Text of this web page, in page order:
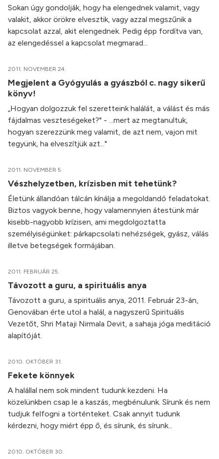
Sokan úgy gondolják, hogy ha elengednek valamit, vagy
valakit, akkor örökre elvesztik, vagy azzal megszűnik a
kapcsolat azzal, akit elengednek. Pedig épp fordítva van,
az elengedéssel a kapcsolat megmarad...
2011. NOVEMBER 24.
Megjelent a Gyógyulás a gyászból c. nagy sikerű
könyv!
„Hogyan dolgozzuk fel szeretteink halálát, a válást és más
fájdalmas veszteségeket?" - ...mert az megtanultuk,
hogyan szerezzünk meg valamit, de azt nem, vajon mit
tegyünk, ha elveszítjük azt..."
2011. NOVEMBER 5.
Vészhelyzetben, krízisben mit tehetünk?
Életünk állandóan tálcán kínálja a megoldandó feladatokat.
Biztos vagyok benne, hogy valamennyien átestünk már
kisebb-nagyobb krízisen, ami megdolgoztatta
személyiségünket: párkapcsolati nehézségek, gyász, válás
illetve betegségek formájában.
2011. FEBRUÁR 25.
Távozott a guru, a spirituális anya
Távozott a guru, a spirituális anya, 2011. Február 23-án,
Genovában érte utol a halál, a nagyszerű Spirituális
Vezetőt, Shri Mataji Nirmala Devit, a sahaja jóga meditáció
alapítóját.
2010. OKTÓBER 31.
Fekete könnyek
A halállal nem sok mindent tudunk kezdeni. Ha
közelünkben csap le a kaszás, megbénulunk. Sírunk és nem
tudjuk felfogni a történteket. Csak annyit tudunk
kérdezni, hogy miért épp ő, és sírunk, és sírunk...
2010. OKTÓBER 30.